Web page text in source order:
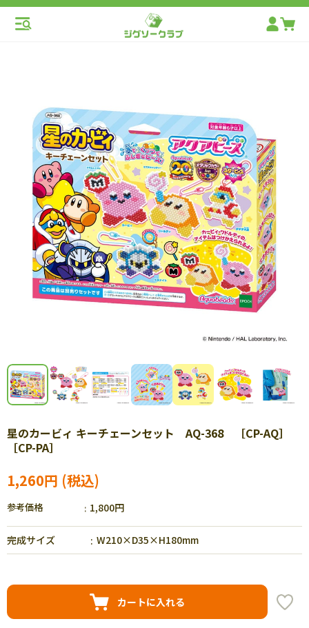
星のカービィ キーチェーンセット AQ-368 ［CP-AQ］
［CP-PA］
1,260円
参考価格 1,800円
完成サイズ W210×D35×H180mm
カートに入れる